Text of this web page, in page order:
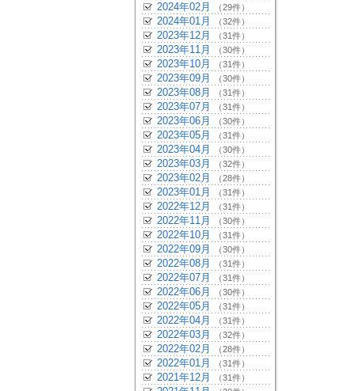
2024年02月 （29件）
2024年01月 （32件）
2023年12月 （31件）
2023年11月 （30件）
2023年10月 （31件）
2023年09月 （30件）
2023年08月 （31件）
2023年07月 （31件）
2023年06月 （30件）
2023年05月 （31件）
2023年04月 （30件）
2023年03月 （32件）
2023年02月 （28件）
2023年01月 （31件）
2022年12月 （31件）
2022年11月 （30件）
2022年10月 （31件）
2022年09月 （30件）
2022年08月 （31件）
2022年07月 （31件）
2022年06月 （30件）
2022年05月 （31件）
2022年04月 （31件）
2022年03月 （32件）
2022年02月 （28件）
2022年01月 （31件）
2021年12月 （31件）